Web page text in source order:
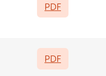
PDF
PDF